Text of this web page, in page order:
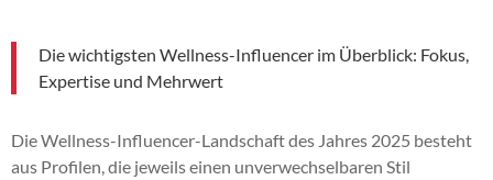
Die wichtigsten Wellness-Influencer im Überblick: Fokus,
Expertise und Mehrwert
Die Wellness-Influencer-Landschaft des Jahres 2025 besteht
aus Profilen, die jeweils einen unverwechselbaren Stil